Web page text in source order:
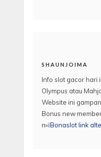
SHAUNJOIMA
Info slot gacor hari
Olympus atau
Website ini
Bonus new
п»їBonaslot link